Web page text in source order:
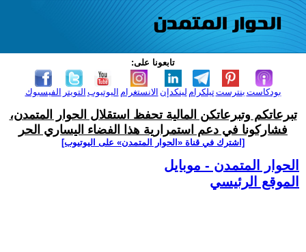
تابعونا على:
الفيسبوك التويتر اليوتيوب الانستغرام لينكدإن تيلكرامبنترست بودكاست
تبرعاتكم وتبرعاتكن المالية تحفظ استقلال الحوار المتمدن،
فشاركونا في دعم استمرارية هذا الفضاء اليساري الحر
[اشترك في قناة ‫«الحوار المتمدن» على اليوتيوب]
الحوار المتمدن - موبايل
الموقع الرئيسي